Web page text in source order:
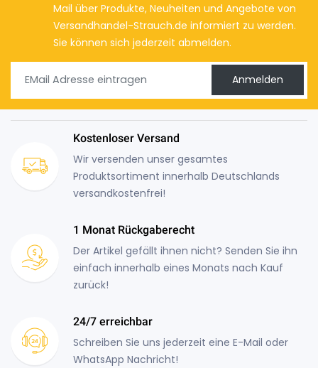
Mail über Produkte, Neuheiten und Angebote von
Versandhandel-Strauch.de informiert zu werden.
Sie können sich jederzeit abmelden.
Anmelden
Kostenloser Versand
Wir versenden unser gesamtes
Produktsortiment innerhalb Deutschlands
versandkostenfrei!
1 Monat Rückgaberecht
Der Artikel gefällt ihnen nicht? Senden Sie ihn
einfach innerhalb eines Monats nach Kauf
zurück!
24/7 erreichbar
Schreiben Sie uns jederzeit eine E-Mail oder
WhatsApp Nachricht!